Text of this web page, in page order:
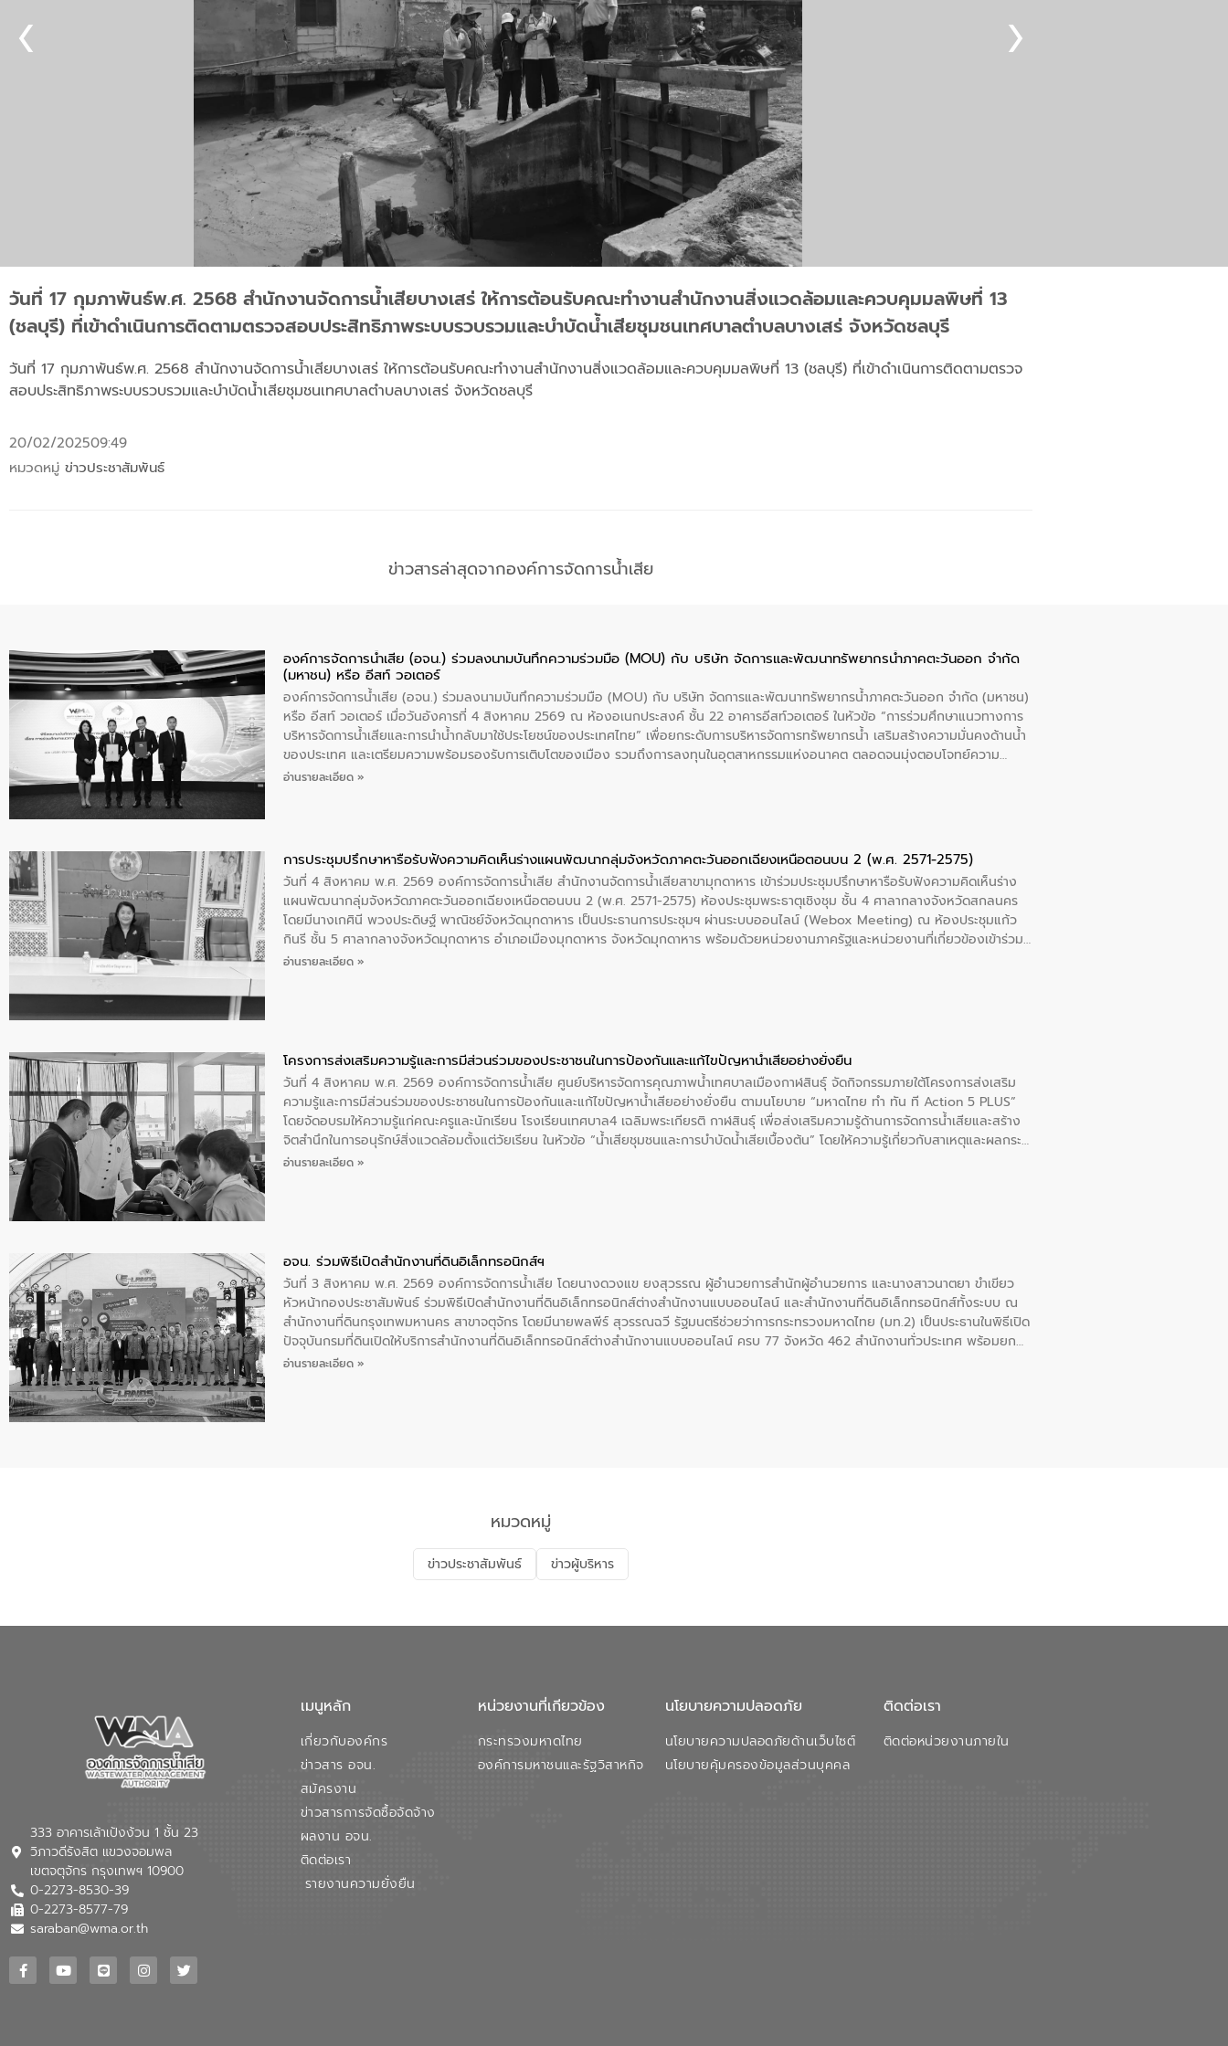
วันที่ 17 กุมภาพันธ์พ.ศ. 2568 สำนักงานจัดการน้ำเสียบางเสร่ ให้การต้อนรับคณะทำงานสำนักงานสิ่งแวดล้อมและควบคุมมลพิษที่ 13
(ชลบุรี) ที่เข้าดำเนินการติดตามตรวจสอบประสิทธิภาพระบบรวบรวมและบำบัดน้ำเสียชุมชนเทศบาลตำบลบางเสร่ จังหวัดชลบุรี
วันที่ 17 กุมภาพันธ์พ.ศ. 2568 สำนักงานจัดการน้ำเสียบางเสร่ ให้การต้อนรับคณะทำงานสำนักงานสิ่งแวดล้อมและควบคุมมลพิษที่ 13 (ชลบุรี) ที่เข้าดำเนินการติดตามตรวจ
สอบประสิทธิภาพระบบรวบรวมและบำบัดน้ำเสียชุมชนเทศบาลตำบลบางเสร่ จังหวัดชลบุรี
20/02/202509:49
หมวดหมู่ ข่าวประชาสัมพันธ์
ข่าวสารล่าสุดจากองค์การจัดการน้ำเสีย
องค์การจัดการน้ำเสีย (อจน.) ร่วมลงนามบันทึกความร่วมมือ (MOU) กับ บริษัท จัดการและพัฒนาทรัพยากรน้ำภาคตะวันออก จำกัด
(มหาชน) หรือ อีสท์ วอเตอร์
องค์การจัดการน้ำเสีย (อจน.) ร่วมลงนามบันทึกความร่วมมือ (MOU) กับ บริษัท จัดการและพัฒนาทรัพยากรน้ำภาคตะวันออก จำกัด (มหาชน)
หรือ อีสท์ วอเตอร์ เมื่อวันอังคารที่ 4 สิงหาคม 2569 ณ ห้องอเนกประสงค์ ชั้น 22 อาคารอีสท์วอเตอร์ ในหัวข้อ “การร่วมศึกษาแนวทางการ
บริหารจัดการน้ำเสียและการนำน้ำกลับมาใช้ประโยชน์ของประเทศไทย” เพื่อยกระดับการบริหารจัดการทรัพยากรน้ำ เสริมสร้างความมั่นคงด้านน้ำ
ของประเทศ และเตรียมความพร้อมรองรับการเติบโตของเมือง รวมถึงการลงทุนในอุตสาหกรรมแห่งอนาคต ตลอดจนมุ่งตอบโจทย์ความ
ท้าทายจากวิกฤตการเปลี่ยนแปลงสภาพภูมิอากาศและความเสี่ยงภัยแล้งในระยะยาว การประสานความร่วมมือในครั้งนี้เป็นการดึงจุดแข็งและ
อุตสาหกรรม นายชีระ วงศบูรณะ ผู้อำนวยการองค์การจัดการน้ำเสีย กล่าวถึงภารกิจหลักของ อจน. ในการพัฒนาระบบบำบัดน้ำเสียเมื่อผสาน
กับความเชี่ยวชาญของอีสท์ วอเตอร์ จะช่วยขับเคลื่อนการศึกษาทั้งในมิติทางเทคนิคและความคุ้มค่าทางเศรษฐกิจ เพื่อสนับสนุนการพัฒนา
เมืองอย่างยั่งยืน ขณะที่ นายบดินทร์ อุดล กรรมการผู้อำนวยการใหญ่ อีสท์ วอเตอร์ ย้ำว่า การบริหารจัดการน้ำยุคใหม่ต้องมุ่งเน้นความคุ้มค่า
ตลอดระบบ โดยการนำน้ำบำบัดกลับมาใช้ใหม่จะช่วยลดการพึ่งพาน้ำธรรมชาติและสร้างสมดุลทางเศรษฐกิจและสิ่งแวดล้อมได้อย่างเป็นรูปธรรม
ความร่วมมือระหว่างภาครัฐและภาคเอกชนในครั้งนี้ นับเป็นก้าวสำคัญของ องค์การจัดการน้ำเสีย (อจน.) ในการร่วมวางรากฐานโครงสร้างพื้น
ฐานด้านน้ำของประเทศ เพื่อยกระดับประสิทธิภาพการใช้ทรัพยากรน้ำให้เกิดประโยชน์สูงสุดและเป็นไปตามมาตรฐานสากล
อ่านรายละเอียด »
การประชุมปรึกษาหารือรับฟังความคิดเห็นร่างแผนพัฒนากลุ่มจังหวัดภาคตะวันออกเฉียงเหนือตอนบน 2 (พ.ศ. 2571-2575)
วันที่ 4 สิงหาคม พ.ศ. 2569 องค์การจัดการน้ำเสีย สำนักงานจัดการน้ำเสียสาขามุกดาหาร เข้าร่วมประชุมปรึกษาหารือรับฟังความคิดเห็นร่าง
แผนพัฒนากลุ่มจังหวัดภาคตะวันออกเฉียงเหนือตอนบน 2 (พ.ศ. 2571-2575) ห้องประชุมพระธาตุเชิงชุม ชั้น 4 ศาลากลางจังหวัดสกลนคร
โดยมีนางเกศินี พวงประดิษฐ์ พาณิชย์จังหวัดมุกดาหาร เป็นประธานการประชุมฯ ผ่านระบบออนไลน์ (Webox Meeting) ณ ห้องประชุมแก้ว
กินรี ชั้น 5 ศาลากลางจังหวัดมุกดาหาร อำเภอเมืองมุกดาหาร จังหวัดมุกดาหาร พร้อมด้วยหน่วยงานภาครัฐและหน่วยงานที่เกี่ยวข้องเข้าร่วม
ประชุม ให้คำปรึกษาหารือรับฟังความคิดเห็นเละนำเสนอแผนงานโครงการเพิ่มเติมบรรจุในแผนปฏิบัติราชการประจำปี และสรุปผลการดำเนินการ
อ่านรายละเอียด »
โครงการส่งเสริมความรู้และการมีส่วนร่วมของประชาชนในการป้องกันและแก้ไขปัญหาน้ำเสียอย่างยั่งยืน
วันที่ 4 สิงหาคม พ.ศ. 2569 องค์การจัดการน้ำเสีย ศูนย์บริหารจัดการคุณภาพน้ำเทศบาลเมืองกาฬสินธุ์ จัดกิจกรรมภายใต้โครงการส่งเสริม
ความรู้และการมีส่วนร่วมของประชาชนในการป้องกันและแก้ไขปัญหาน้ำเสียอย่างยั่งยืน ตามนโยบาย “มหาดไทย ทำ ทัน ที Action 5 PLUS”
โดยจัดอบรมให้ความรู้แก่คณะครูและนักเรียน โรงเรียนเทศบาล4 เฉลิมพระเกียรติ กาฬสินธุ์ เพื่อส่งเสริมความรู้ด้านการจัดการน้ำเสียและสร้าง
จิตสำนึกในการอนุรักษ์สิ่งแวดล้อมตั้งแต่วัยเรียน ในหัวข้อ “น้ำเสียชุมชนและการบำบัดน้ำเสียเบื้องต้น” โดยให้ความรู้เกี่ยวกับสาเหตุและผลกระ
ทบของน้ำเสีย แนวทางการลดการเกิดน้ำเสียจากแหล่งกำเนิด การบำบัดน้ำเสียเบื้องต้นในครัวเรือน ณ ห้องเรียน ป.5/4 โรงเรียนเทศบาล 4
อ่านรายละเอียด »
อจน. ร่วมพิธีเปิดสำนักงานที่ดินอิเล็กทรอนิกส์ฯ
วันที่ 3 สิงหาคม พ.ศ. 2569 องค์การจัดการน้ำเสีย โดยนางดวงแข ยงสุวรรณ ผู้อำนวยการสำนักผู้อำนวยการ และนางสาวนาตยา ขำเขียว
หัวหน้ากองประชาสัมพันธ์ ร่วมพิธีเปิดสำนักงานที่ดินอิเล็กทรอนิกส์ต่างสำนักงานแบบออนไลน์ และสำนักงานที่ดินอิเล็กทรอนิกส์ทั้งระบบ ณ
สำนักงานที่ดินกรุงเทพมหานคร สาขาจตุจักร โดยมีนายพลพีร์ สุวรรณฉวี รัฐมนตรีช่วยว่าการกระทรวงมหาดไทย (มท.2) เป็นประธานในพิธีเปิด
ปัจจุบันกรมที่ดินเปิดให้บริการสำนักงานที่ดินอิเล็กทรอนิกส์ต่างสำนักงานแบบออนไลน์ ครบ 77 จังหวัด 462 สำนักงานทั่วประเทศ พร้อมยก
ระดับสำนักงานที่ดินกรุงเทพมหานครและสาขา รวม 17 แห่ง เป็นสำนักงานที่ดินอิเล็กทรอนิกส์ทั้งระบบ ช่วยประชาชนลดการเดินทาง ประหยัด
อ่านรายละเอียด »
หมวดหมู่
ข่าวประชาสัมพันธ์ ข่าวผู้บริหาร
333 อาคารเล้าเป้งง้วน 1 ชั้น 23
วิภาวดีรังสิต แขวงจอมพล
เขตจตุจักร กรุงเทพฯ 10900
0-2273-8530-39
0-2273-8577-79
saraban@wma.or.th
เมนูหลัก
เกี่ยวกับองค์กร
ข่าวสาร อจน.
สมัครงาน
ข่าวสารการจัดซื้อจัดจ้าง
ผลงาน อจน.
ติดต่อเรา
รายงานความยั่งยืน
หน่วยงานที่เกียวข้อง
กระทรวงมหาดไทย
องค์การมหาชนและรัฐวิสาหกิจ
นโยบายความปลอดภัย
นโยบายความปลอดภัยด้านเว็บไซต์
นโยบายคุ้มครองข้อมูลส่วนบุคคล
ติดต่อเรา
ติดต่อหน่วยงานภายใน